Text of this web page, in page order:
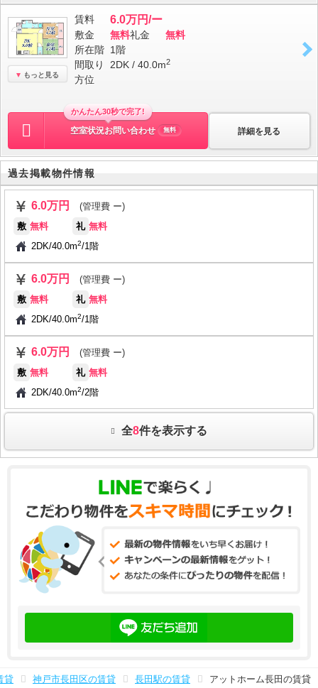
もっと見る
賃料 6.0万円/ー
敷金 無料礼金
無料
所在階 1階
間取り
2DK / 40.0m2
方位
詳細を見る
かんたん30秒で完了!
空室状況お問い合わせ 無料
過去掲載物件情報
6.0万円
(管理費 ー)
敷 無料 礼 無料
2DK/40.0m2/1階
6.0万円
(管理費 ー)
敷 無料 礼 無料
2DK/40.0m2/1階
6.0万円
(管理費 ー)
敷 無料 礼 無料
2DK/40.0m2/2階
全8件を表示する
貸 神戸市長田区の賃貸 長田駅の賃貸 アットホーム長田の賃貸